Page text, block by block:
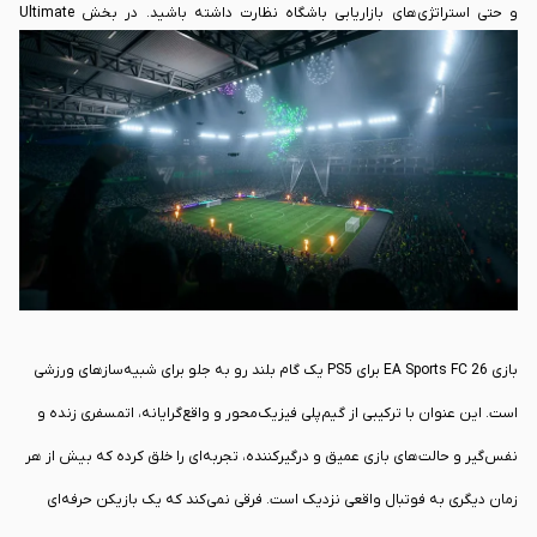
و حتی استراتژی‌های بازاریابی باشگاه نظارت داشته باشید. در بخش Ultimate
Team نیز، حالت جدید Legacy Clash به شما اجازه می‌دهد تا تیم خود را در برابر
تیم‌های اسطوره‌ای تاریخ فوتبال، مانند منچستر یونایتد ۹۹ یا بارسلونای پپ
گواردیولا، محک بزنید. این تنوع بی‌نظیر در محتوا، تضمین می‌کند که صدها ساعت
سرگرمی خالص در انتظار شما باشد و همیشه یک چالش جدید برای فتح کردن وجود
داشته باشد.
بازی EA Sports FC 26 برای PS5 یک گام بلند رو به جلو برای شبیه‌سازهای ورزشی
است. این عنوان با ترکیبی از گیم‌پلی فیزیک‌محور و واقع‌گرایانه، اتمسفری زنده و
نفس‌گیر و حالت‌های بازی عمیق و درگیرکننده، تجربه‌ای را خلق کرده که بیش از هر
زمان دیگری به فوتبال واقعی نزدیک است. فرقی نمی‌کند که یک بازیکن حرفه‌ای